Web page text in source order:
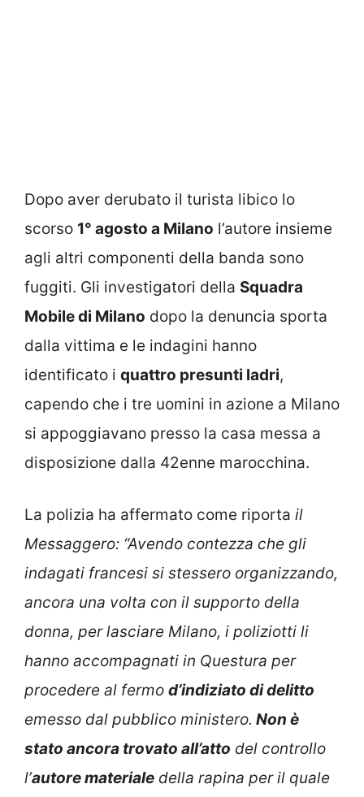
Dopo aver derubato il turista libico lo
scorso 1° agosto a Milano l’autore insieme
agli altri componenti della banda sono
fuggiti. Gli investigatori della Squadra
Mobile di Milano dopo la denuncia sporta
dalla vittima e le indagini hanno
identificato i quattro presunti ladri,
capendo che i tre uomini in azione a Milano
si appoggiavano presso la casa messa a
disposizione dalla 42enne marocchina.
La polizia ha affermato come riporta il
Messaggero: “Avendo contezza che gli
indagati francesi si stessero organizzando,
ancora una volta con il supporto della
donna, per lasciare Milano, i poliziotti li
hanno accompagnati in Questura per
procedere al fermo d’indiziato di delitto
emesso dal pubblico ministero. Non è
stato ancora trovato all’atto del controllo
l’autore materiale della rapina per il quale